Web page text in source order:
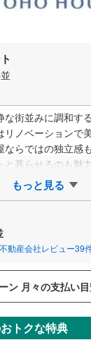
な街並みに調和す
リノベーションで
ならではの独立感
と暮らせるのも魅
」駅徒歩5分に加
もっと見る
不動産会社レビュー39
ン 月々の支払い
トクな特典